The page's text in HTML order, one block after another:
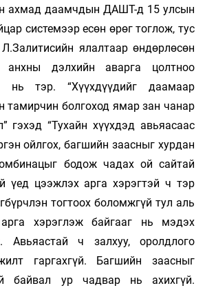
ахмад даамчдын ДАШТ-д 15 улсын
системээр есөн өрөг тоглож, тус
ялалтаар өндөрлөсөн
дэлхийн аварга цолтноо
нь тэр. “Хүүхдүүдийг даамаар
тамирчин болгоход ямар зан чанар
гэхэд “Тухайн хүүхдэд авьяасаас
ойлгох, багшийн заасныг хурдан
бодож чадах ой сайтай
үед цээжлэх арга хэрэгтэй ч тэр
тогтоох боломжгүй тул аль
хэрэглэж байгааг нь мэдэх
Авьяастай ч залхуу, оролдлого
гаргахгүй. Багшийн заасныг
байвал ур чадвар нь ахихгүй.